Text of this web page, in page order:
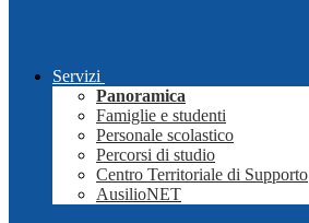
Servizi
Panoramica
Famiglie e studenti
Personale scolastico
Percorsi di studio
Centro Territoriale di Supporto
AusilioNET